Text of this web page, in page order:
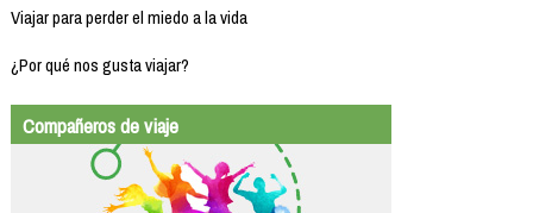
Viajar para perder el miedo a la vida
¿Por qué nos gusta viajar?
Compañeros de viaje